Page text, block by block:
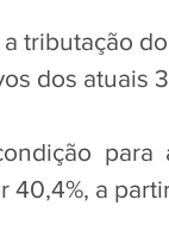
tributação
dos atuais
40,4%, a